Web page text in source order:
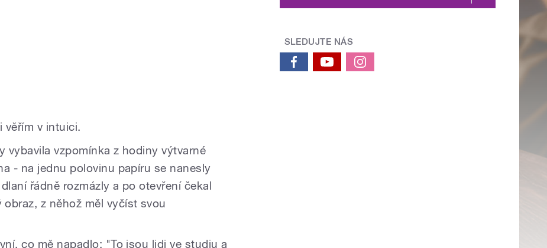
věřím v intuici.
vybavila vzpomínka z hodiny výtvarné
- na jednu polovinu papíru se nanesly
řádně rozmázly a po otevření čekal
z něhož měl vyčíst svou
co mě napadlo: "To jsou lidi ve studiu a
SLEDUJTE NÁS